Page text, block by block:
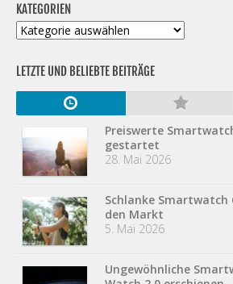
KATEGORIEN
Kategorien
LETZTE UND BELIEBTE BEITRÄGE
Preiswerte
gestartet
28. Mai 2026
Schlanke Smartwatch
den Markt
5. Mai 2026
Ungewöhnliche